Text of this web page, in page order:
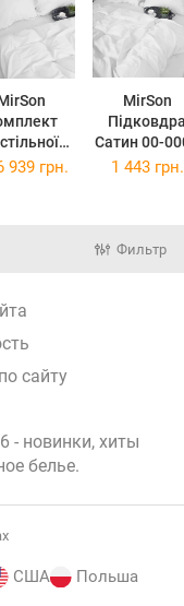
Satin
MirSon
Сатин 00-
Snow
939 грн. 1 443 грн.
Фильтр
сайту
- новинки, хиты
белье.
США
Польша